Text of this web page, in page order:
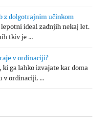
z dolgotrajnim učinkom
ideal zadnjih nekaj let.
tkiv je …
v ordinaciji?
ki ga lahko izvajate kar doma
v ordinaciji. …